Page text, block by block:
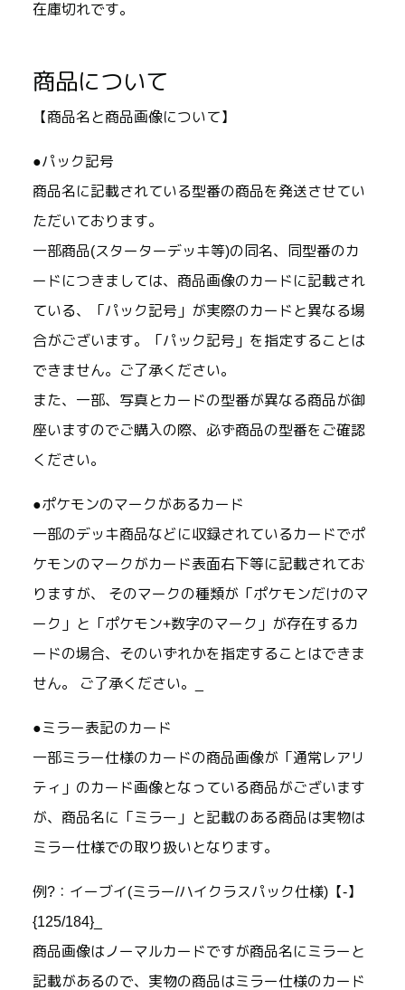
在庫切れです。
商品について
【商品名と商品画像について】
●パック記号
商品名に記載されている型番の商品を発送させてい
ただいております。
一部商品(スターターデッキ等)の同名、同型番のカ
ードにつきましては、商品画像のカードに記載され
ている、「パック記号」が実際のカードと異なる場
合がございます。「パック記号」を指定することは
できません。ご了承ください。
また、一部、写真とカードの型番が異なる商品が御
座いますのでご購入の際、必ず商品の型番をご確認
ください。
●ポケモンのマークがあるカード
一部のデッキ商品などに収録されているカードでポ
ケモンのマークがカード表面右下等に記載されてお
りますが、 そのマークの種類が「ポケモンだけのマ
ーク」と「ポケモン+数字のマーク」が存在するカ
ードの場合、そのいずれかを指定することはできま
せん。 ご了承ください。_
●ミラー表記のカード
一部ミラー仕様のカードの商品画像が「通常レアリ
ティ」のカード画像となっている商品がございます
が、商品名に「ミラー」と記載のある商品は実物は
ミラー仕様での取り扱いとなります。
例?：イーブイ(ミラー/ハイクラスパック仕様)【-】
{125/184}_
商品画像はノーマルカードですが商品名にミラーと
記載があるので、実物の商品はミラー仕様のカード